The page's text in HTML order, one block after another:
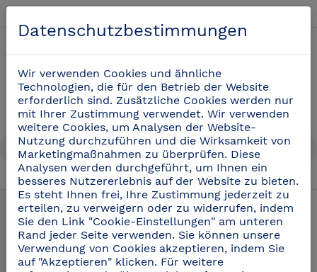
Pizzeria-Zubehör (21)
Datenschutzbestimmungen
Wir verwenden Cookies und ähnliche
Technologien, die für den Betrieb der Website
erforderlich sind. Zusätzliche Cookies werden nur
mit Ihrer Zustimmung verwendet. Wir verwenden
weitere Cookies, um Analysen der Website-
Nutzung durchzuführen und die Wirksamkeit von
Marketingmaßnahmen zu überprüfen. Diese
Analysen werden durchgeführt, um Ihnen ein
besseres Nutzererlebnis auf der Website zu bieten.
Es steht Ihnen frei, Ihre Zustimmung jederzeit zu
erteilen, zu verweigern oder zu widerrufen, indem
Sie den Link "Cookie-Einstellungen" am unteren
Rand jeder Seite verwenden. Sie können unsere
Verwendung von Cookies akzeptieren, indem Sie
auf "Akzeptieren" klicken. Für weitere